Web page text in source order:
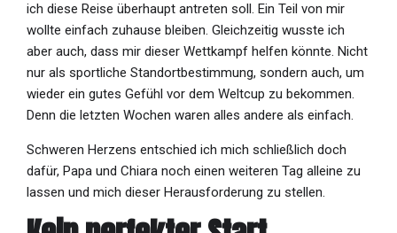
ich diese Reise überhaupt antreten soll. Ein Teil von mir
wollte einfach zuhause bleiben. Gleichzeitig wusste ich
aber auch, dass mir dieser Wettkampf helfen könnte. Nicht
nur als sportliche Standortbestimmung, sondern auch, um
wieder ein gutes Gefühl vor dem Weltcup zu bekommen.
Denn die letzten Wochen waren alles andere als einfach.
Schweren Herzens entschied ich mich schließlich doch
dafür, Papa und Chiara noch einen weiteren Tag alleine zu
lassen und mich dieser Herausforderung zu stellen.